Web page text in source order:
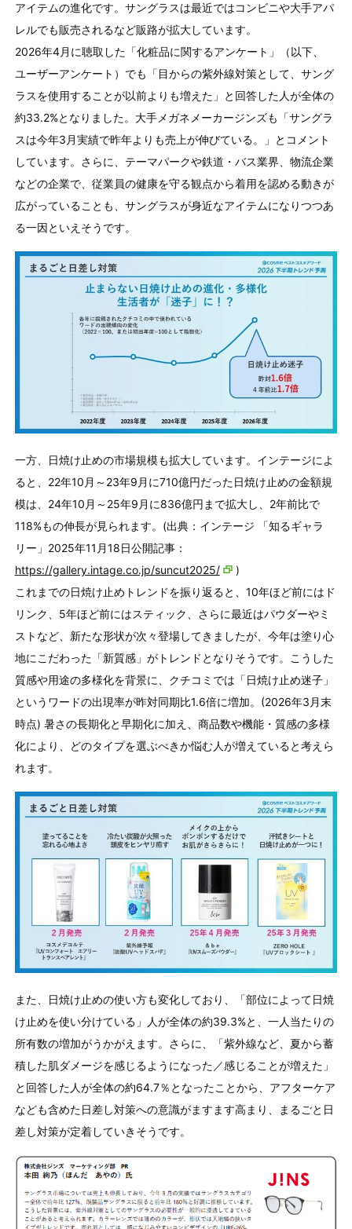
アイテムの進化です。サングラスは最近ではコンビニや大手アパ
レルでも販売されるなど販路が拡大しています。
2026年4月に聴取した「化粧品に関するアンケート」（以下、
ユーザーアンケート）でも「目からの紫外線対策として、サング
ラスを使用することが以前よりも増えた」と回答した人が全体の
約33.2%となりました。大手メガネメーカージンズも「サングラ
スは今年3月実績で昨年よりも売上が伸びている。」とコメント
しています。さらに、テーマパークや鉄道・バス業界、物流企業
などの企業で、従業員の健康を守る観点から着用を認める動きが
広がっていることも、サングラスが身近なアイテムになりつつあ
る一因といえそうです。
一方、日焼け止めの市場規模も拡大しています。インテージによ
ると、22年10月～23年9月に710億円だった日焼け止めの金額規
模は、24年10月～25年9月に836億円まで拡大し、2年前比で
118%もの伸長が見られます。(出典：インテージ 「知るギャラ
リー」2025年11月18日公開記事：
https://gallery.intage.co.jp/suncut2025/
)
これまでの日焼け止めトレンドを振り返ると、10年ほど前にはド
リンク、5年ほど前にはスティック、さらに最近はパウダーやミ
ストなど、新たな形状が次々登場してきましたが、今年は塗り心
地にこだわった「新質感」がトレンドとなりそうです。こうした
質感や用途の多様化を背景に、クチコミでは「日焼け止め迷子」
というワードの出現率が昨対同期比1.6倍に増加。(2026年3月末
時点) 暑さの長期化と早期化に加え、商品数や機能・質感の多様
化により、どのタイプを選ぶべきか悩む人が増えていると考えら
れます。
また、日焼け止めの使い方も変化しており、「部位によって日焼
け止めを使い分けている」人が全体の約39.3%と、一人当たりの
所有数の増加がうかがえます。さらに、「紫外線など、夏から蓄
積した肌ダメージを感じるようになった／感じることが増えた」
と回答した人が全体の約64.7％となったことから、アフターケア
なども含めた日差し対策への意識がますます高まり、まるごと日
差し対策が定着していきそうです。